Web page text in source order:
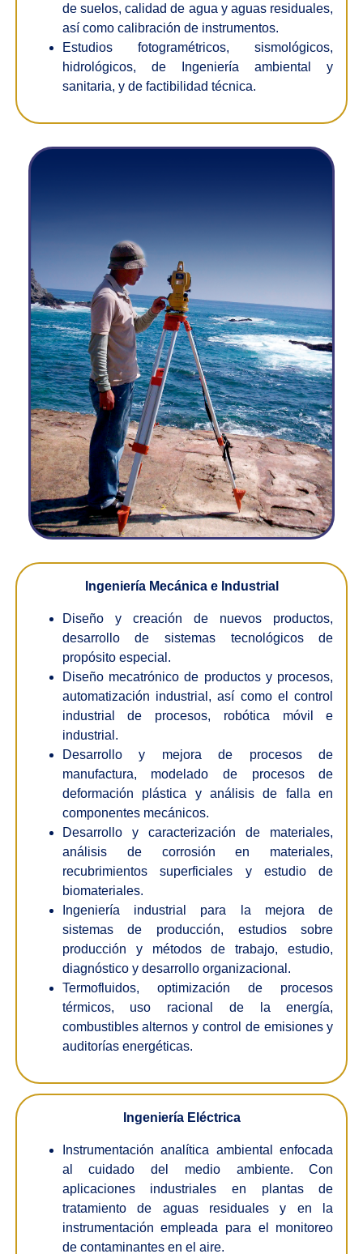
de suelos, calidad de agua y aguas residuales,
así como calibración de instrumentos.
Estudios fotogramétricos, sismológicos,
hidrológicos, de Ingeniería ambiental y
sanitaria, y de factibilidad técnica.
Ingeniería Mecánica e Industrial
Diseño y creación de nuevos productos,
desarrollo de sistemas tecnológicos de
propósito especial.
Diseño mecatrónico de productos y procesos,
automatización industrial, así como el control
industrial de procesos, robótica móvil e
industrial.
Desarrollo y mejora de procesos de
manufactura, modelado de procesos de
deformación plástica y análisis de falla en
componentes mecánicos.
Desarrollo y caracterización de materiales,
análisis de corrosión en materiales,
recubrimientos superficiales y estudio de
biomateriales.
Ingeniería industrial para la mejora de
sistemas de producción, estudios sobre
producción y métodos de trabajo, estudio,
diagnóstico y desarrollo organizacional.
Termofluidos, optimización de procesos
térmicos, uso racional de la energía,
combustibles alternos y control de emisiones y
auditorías energéticas.
Ingeniería Eléctrica
Instrumentación analítica ambiental enfocada
al cuidado del medio ambiente. Con
aplicaciones industriales en plantas de
tratamiento de aguas residuales y en la
instrumentación empleada para el monitoreo
de contaminantes en el aire.